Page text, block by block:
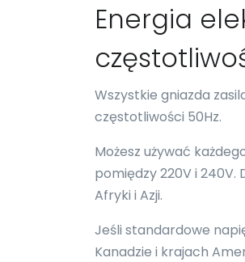
Energia
Wszystkie gniazda
częstotliwości 50Hz.
Możesz używać
pomiędzy 220V i 240V.
Afryki i Azji.
Jeśli standardowe
Kanadzie i krajach